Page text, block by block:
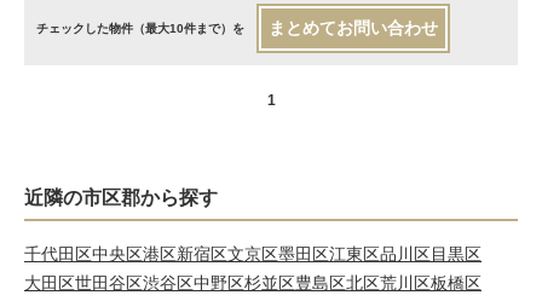
チェックした物件（最大10件まで）を まとめてお問い合わせ
1
近隣の市区郡から探す
千代田区中央区港区新宿区文京区墨田区江東区品川区目黒区
大田区世田谷区渋谷区中野区杉並区豊島区北区荒川区板橋区